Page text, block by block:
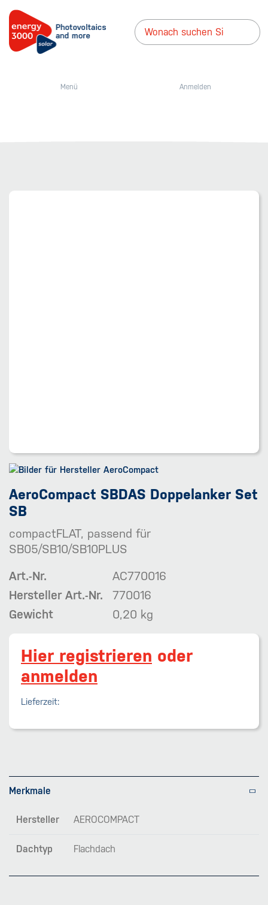
Menü Anmelden
AeroCompact SBDAS Doppelanker Set
SB
compactFLAT, passend für
SB05/SB10/SB10PLUS
Art.-Nr.
AC770016
Hersteller Art.-Nr.
770016
Gewicht
0,20 kg
Hier registrieren oder
anmelden
Lieferzeit:
Merkmale
Hersteller AEROCOMPACT
Dachtyp Flachdach